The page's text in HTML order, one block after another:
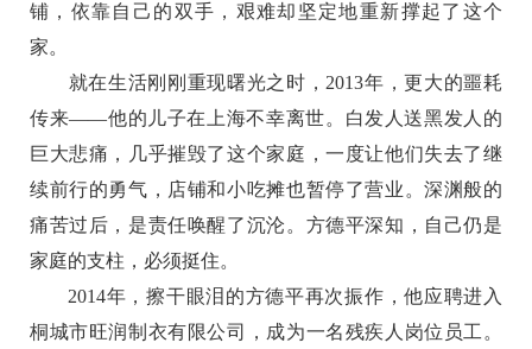
铺，依靠自己的双手，艰难却坚定地重新撑起了这个
家。
就在生活刚刚重现曙光之时，2013年，更大的噩耗
传来——他的儿子在上海不幸离世。白发人送黑发人的
巨大悲痛，几乎摧毁了这个家庭，一度让他们失去了继
续前行的勇气，店铺和小吃摊也暂停了营业。深渊般的
痛苦过后，是责任唤醒了沉沦。方德平深知，自己仍是
家庭的支柱，必须挺住。
2014年，擦干眼泪的方德平再次振作，他应聘进入
桐城市旺润制衣有限公司，成为一名残疾人岗位员工。